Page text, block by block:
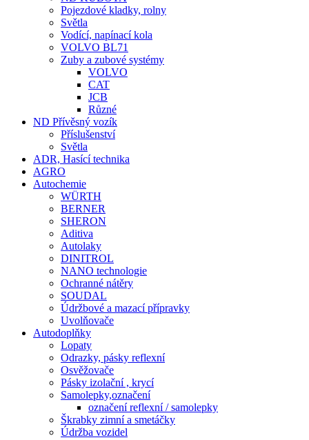
Pojezdové kladky, rolny
Světla
Vodící, napínací kola
VOLVO BL71
Zuby a zubové systémy
VOLVO
CAT
JCB
Různé
ND Přívěsný vozík
Příslušenství
Světla
ADR, Hasící technika
AGRO
Autochemie
WÜRTH
BERNER
SHERON
Aditiva
Autolaky
DINITROL
NANO technologie
Ochranné nátěry
SOUDAL
Údržbové a mazací přípravky
Uvolňovače
Autodoplňky
Lopaty
Odrazky, pásky reflexní
Osvěžovače
Pásky izolační , krycí
Samolepky,označení
označení reflexní / samolepky
Škrabky zimní a smetáčky
Údržba vozidel